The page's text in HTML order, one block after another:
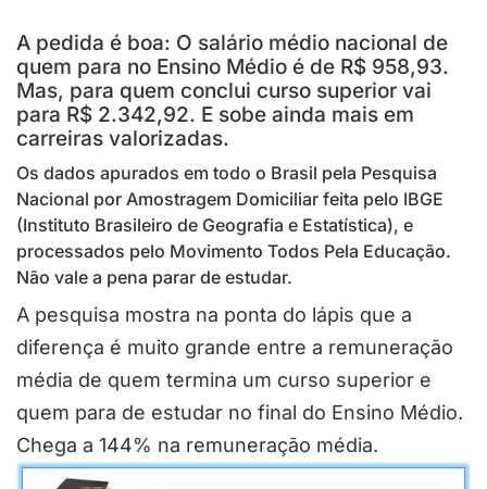
A pedida é boa: O salário médio nacional de
quem para no Ensino Médio é de R$ 958,93.
Mas, para quem conclui curso superior vai
para R$ 2.342,92. E sobe ainda mais em
carreiras valorizadas.
Os dados apurados em todo o Brasil pela Pesquisa
Nacional por Amostragem Domiciliar feita pelo IBGE
(Instituto Brasileiro de Geografia e Estatística), e
processados pelo Movimento Todos Pela Educação.
Não vale a pena parar de estudar.
A pesquisa mostra na ponta do lápis que a
diferença é muito grande entre a remuneração
média de quem termina um curso superior e
quem para de estudar no final do Ensino Médio.
Chega a 144% na remuneração média.